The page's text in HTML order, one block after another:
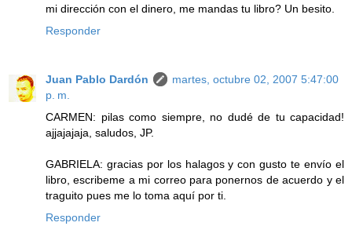
mi dirección con el dinero, me mandas tu libro? Un besito.
Responder
Juan Pablo Dardón
martes, octubre 02, 2007 5:47:00
p. m.
CARMEN: pilas como siempre, no dudé de tu capacidad!
ajjajajaja, saludos, JP.
GABRIELA: gracias por los halagos y con gusto te envío el
libro, escribeme a mi correo para ponernos de acuerdo y el
traguito pues me lo toma aquí por ti.
Responder